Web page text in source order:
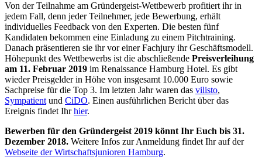
Von der Teilnahme am Gründergeist-Wettbewerb profitiert ihr in
jedem Fall, denn jeder Teilnehmer, jede Bewerbung, erhält
individuelles Feedback von den Experten. Die besten fünf
Kandidaten bekommen eine Einladung zu einem Pitchtraining.
Danach präsentieren sie ihr vor einer Fachjury ihr Geschäftsmodell.
Höhepunkt des Wettbewerbs ist die abschließende Preisverleihung
am 11. Februar 2019 im Renaissance Hamburg Hotel. Es gibt
wieder Preisgelder in Höhe von insgesamt 10.000 Euro sowie
Sachpreise für die Top 3. Im letzten Jahr waren das vilisto,
Sympatient und CiDO. Einen ausführlichen Bericht über das
Ereignis findet Ihrhier.
Bewerben für den Gründergeist 2019 könnt Ihr Euch bis 31.
Dezember 2018. Weitere Infos zur Anmeldung findet Ihr auf der
Webseite der Wirtschaftsjunioren Hamburg.